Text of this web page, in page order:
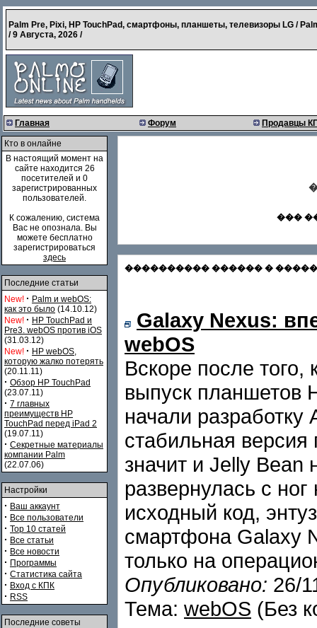
Palm Pre, Pixi, HP TouchPad, смартфоны, планшеты, телевизоры LG /
/9 Августа, 2026 /
Главная Форум Продавцы
Кто в онлайне
В настоящий момент на
сайте находится 26
посетителей и 0
зарегистрированных
пользователей.
К сожалению, система
Вас не опознала. Вы
можете бесплатно
зарегистрироваться
здесь
Последние статьи
New! · Palm и webOS:
как это было (14.10.12)
New! · HP TouchPad и
Pre3. webOS против iOS
(31.03.12)
New! · HP webOS,
которую жалко потерять
(20.11.11)
· Обзор HP TouchPad
(23.07.11)
· 7 главных
преимуществ HP
TouchPad перед iPad 2
(19.07.11)
· Секретные материалы
компании Palm
(22.07.06)
Настройки
· Ваш аккаунт
· Все пользователи
· Top 10 статей
· Все статьи
· Все новости
· Программы
· Статистика сайта
· Вход с КПК
· RSS
Последние советы
���
���������� ������ �
Galaxy Nexus:
webOS
Вскоре после того,
выпуск планшетов
начали
стабильная
значит и Jelly Bean
развернулась с
исходный код,
смартфона Galaxy
только на
Опубликовано: 26/
Тема: webOS (Без